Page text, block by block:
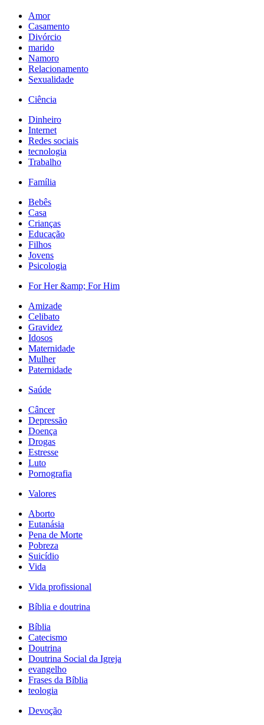
Amor
Casamento
Divórcio
marido
Namoro
Relacionamento
Sexualidade
Ciência
Dinheiro
Internet
Redes sociais
tecnologia
Trabalho
Família
Bebês
Casa
Crianças
Educação
Filhos
Jovens
Psicologia
For Her &amp; For Him
Amizade
Celibato
Gravidez
Idosos
Maternidade
Mulher
Paternidade
Saúde
Câncer
Depressão
Doença
Drogas
Estresse
Luto
Pornografia
Valores
Aborto
Eutanásia
Pena de Morte
Pobreza
Suicídio
Vida
Vida profissional
Bíblia e doutrina
Bíblia
Catecismo
Doutrina
Doutrina Social da Igreja
evangelho
Frases da Bíblia
teologia
Devoção